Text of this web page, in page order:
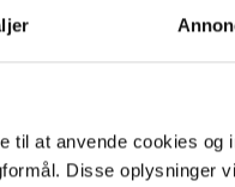
til at anvende cookies og
Disse oplysninger